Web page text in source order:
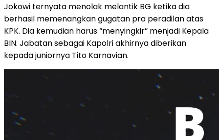
Jokowi ternyata menolak melantik BG ketika dia
berhasil memenangkan gugatan pra peradilan atas
KPK. Dia kemudian harus “menyingkir” menjadi Kepala
BIN. Jabatan sebagai Kapolri akhirnya diberikan
kepada juniornya Tito Karnavian.